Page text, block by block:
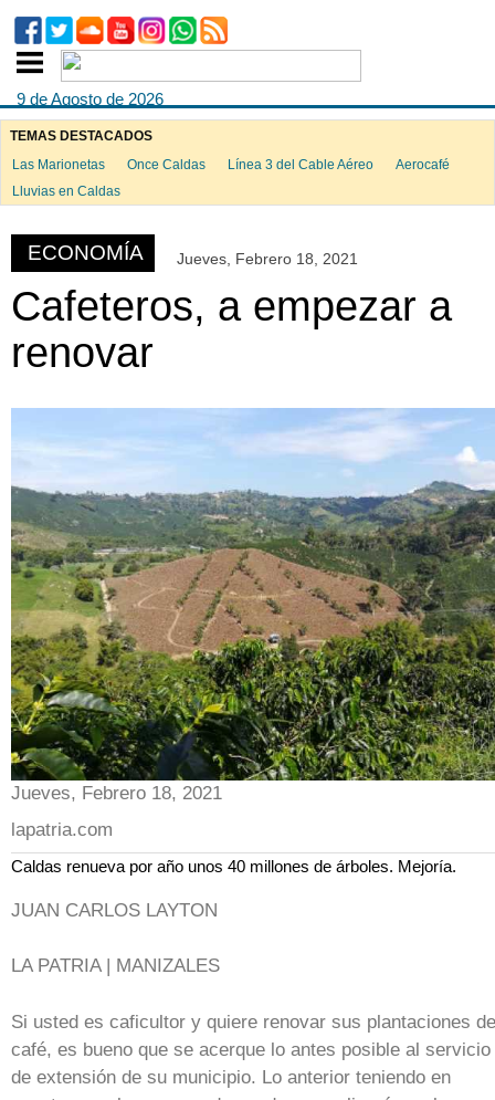
9 de Agosto de 2026
TEMAS DESTACADOS
Las Marionetas
Once Caldas Línea 3 del Cable Aéreo
Aerocafé
Lluvias en Caldas
ECONOMÍA Jueves, Febrero 18, 2021
Cafeteros, a empezar a
renovar
Jueves, Febrero 18, 2021
lapatria.com
Caldas renueva por año unos 40 millones de árboles. Mejoría.
JUAN CARLOS LAYTON
LA PATRIA | MANIZALES
Si usted es caficultor y quiere renovar sus plantaciones de
café, es bueno que se acerque lo antes posible al servicio
de extensión de su municipio. Lo anterior teniendo en